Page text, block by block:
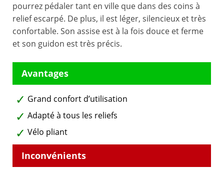
pourrez pédaler tant en ville que dans des coins à
relief escarpé. De plus, il est léger, silencieux et très
confortable. Son assise est à la fois douce et ferme
et son guidon est très précis.
Grand confort d’utilisation
Adapté à tous les reliefs
Vélo pliant